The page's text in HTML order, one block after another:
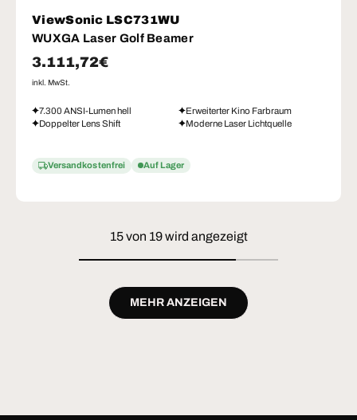
ViewSonic LSC731WU
WUXGA Laser Golf Beamer
Normaler Preis
3.111,72€
inkl. MwSt.
7.300 ANSI-Lumen hell
Erweiterter Kino Farbraum
Doppelter Lens Shift
Moderne Laser Lichtquelle
Versandkostenfrei Auf Lager
15 von 19 wird angezeigt
MEHR ANZEIGEN